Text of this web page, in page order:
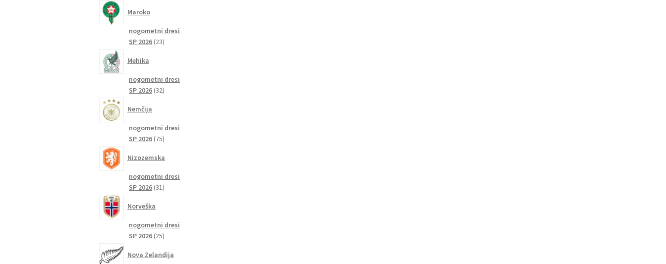
Maroko
nogometni dresi
SP 2026 2323
Mehika
nogometni dresi
SP 2026 3232
Nemčija
nogometni dresi
SP 2026 7575
Nizozemska
nogometni dresi
SP 2026 3131
Norveška
nogometni dresi
SP 2026 2525
Nova Zelandija